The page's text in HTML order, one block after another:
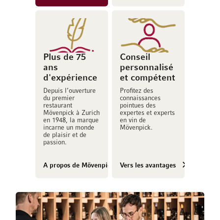
Plus de 75
ans
d'expérience
Depuis l’ouverture
du premier
restaurant
Mövenpick à Zurich
en 1948, la marque
incarne un monde
de plaisir et de
passion.
A propos de Mövenpick Vins
Conseil
personnalisé
et compétent
Profitez des
connaissances
pointues des
expertes et experts
en vin de
Mövenpick.
Vers les avantages